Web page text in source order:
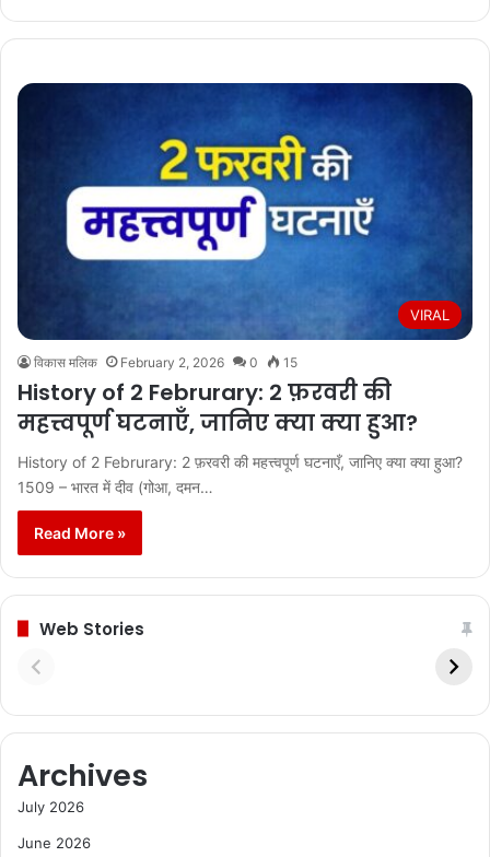
VIRAL
विकास मलिक February 2, 2026 0 15
History of 2 Februrary: 2 फ़रवरी की
महत्त्वपूर्ण घटनाएँ, जानिए क्या क्या हुआ?
History of 2 Februrary: 2 फ़रवरी की महत्त्वपूर्ण घटनाएँ, जानिए क्या क्या हुआ?
1509 – भारत में दीव (गोआ, दमन…
Read More »
Web Stories
Archives
July 2026
June 2026